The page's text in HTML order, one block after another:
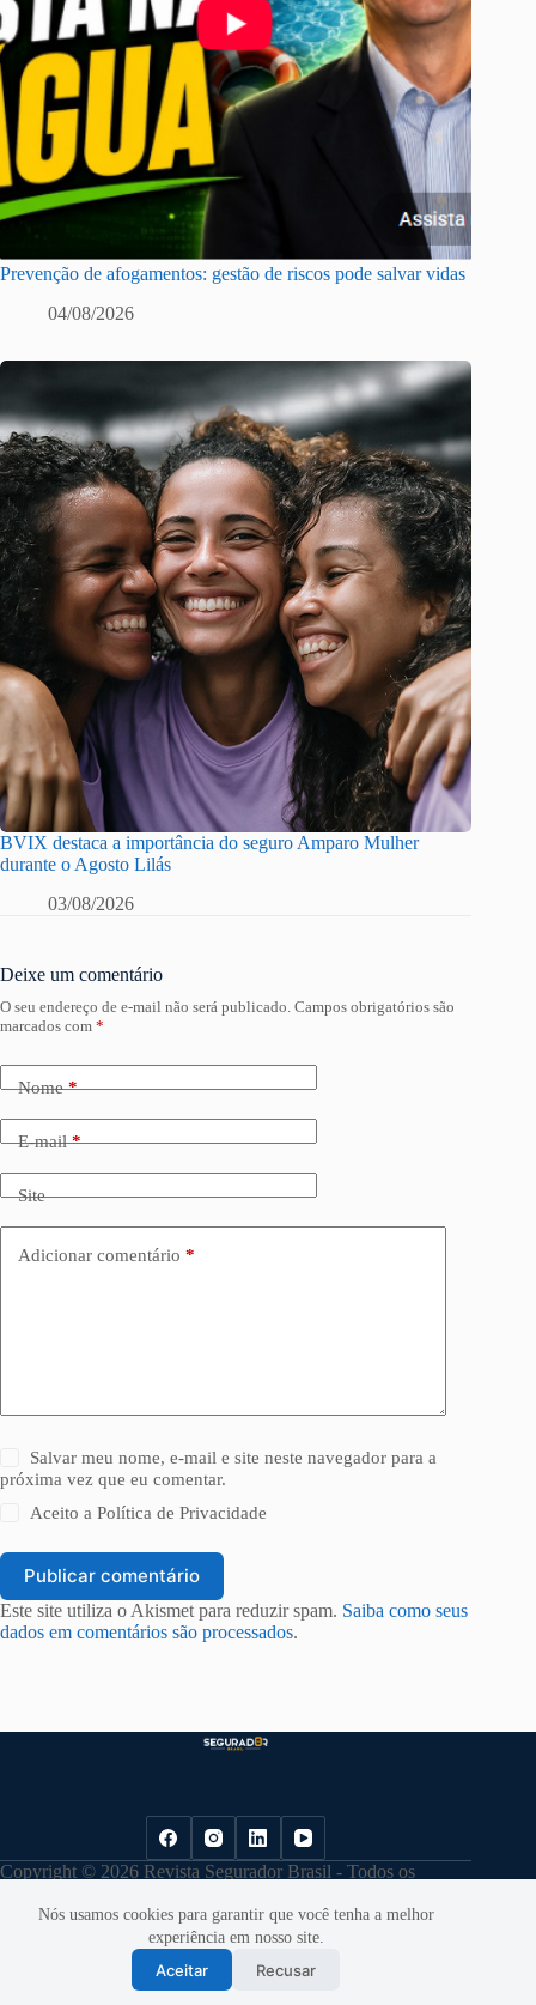
Nós usamos cookies para garantir que você tenha a melhor
experiência em nosso site.
Aceitar Recusar
Prevenção de afogamentos: gestão de riscos pode salvar vidas
04/08/2026
BVIX destaca a importância do seguro Amparo Mulher
durante o Agosto Lilás
03/08/2026
Deixe um comentário
O seu endereço de e-mail não será publicado. Campos obrigatórios são
marcados com *
Nome*
E-mail*
Site
Adicionar comentário *
Salvar meu nome, e-mail e site neste navegador para a
próxima vez que eu comentar.
Aceito aPolítica de Privacidade
Publicar comentário
Este site utiliza o Akismet para reduzir spam. Saiba como seus
dados em comentários são processados.
Copyright © 2026 Revista Segurador Brasil - Todos os
Desenvolvido por